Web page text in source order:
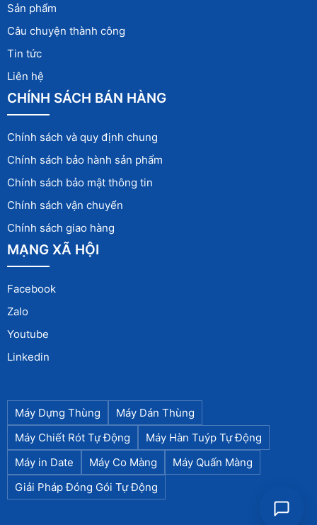
Sản phẩm
Câu chuyện thành công
Tin tức
Liên hệ
CHÍNH SÁCH BÁN HÀNG
Chính sách và quy định chung
Chính sách bảo hành sản phẩm
Chính sách bảo mật thông tin
Chính sách vận chuyển
Chính sách giao hàng
MẠNG XÃ HỘI
Facebook
Zalo
Youtube
Linkedin
Máy Dựng Thùng
Máy Dán Thùng
Máy Chiết Rót Tự Động
Máy Hàn Tuýp Tự Động
Máy in Date
Máy Co Màng
Máy Quấn Màng
Giải Pháp Đóng Gói Tự Động